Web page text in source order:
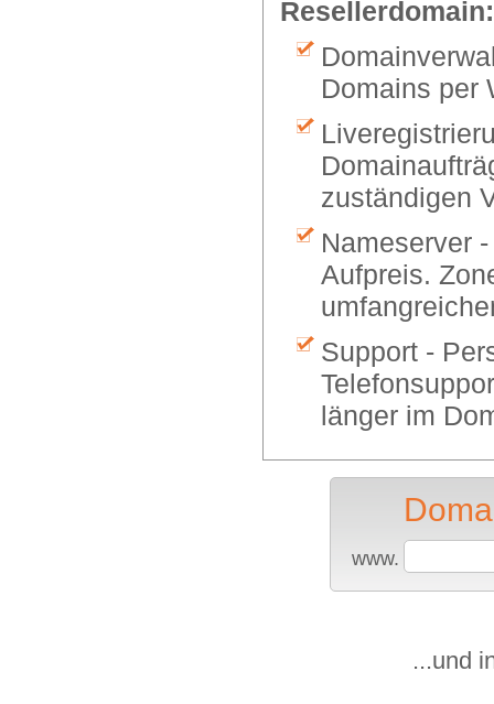
Resellerdomain:
Domains per
zuständigen
Nameserver
Aufpreis.
Support -
länger im
www.
...und